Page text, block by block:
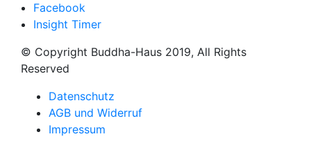
Facebook
Insight Timer
© Copyright Buddha-Haus 2019, All Rights
Reserved
Datenschutz
AGB und Widerruf
Impressum